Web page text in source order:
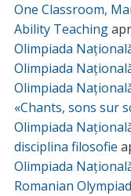
One Classroom,
Ability Teaching
Olimpiada
Olimpiada
Olimpiada
«Chants, sons sur
Olimpiada
disciplina filosofie
Olimpiada
Romanian